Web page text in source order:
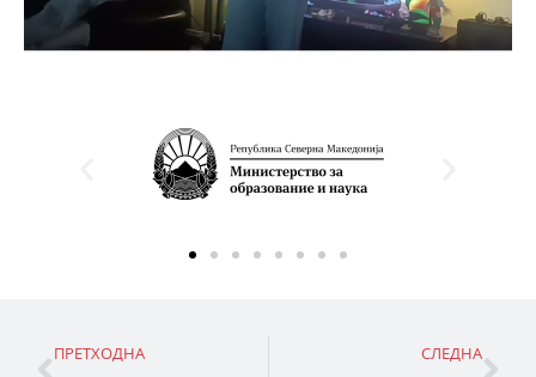
ПРЕТХОДНА СЛЕДНА